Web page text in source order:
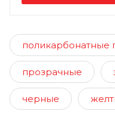
поликарбонатные
прозрачные
черные